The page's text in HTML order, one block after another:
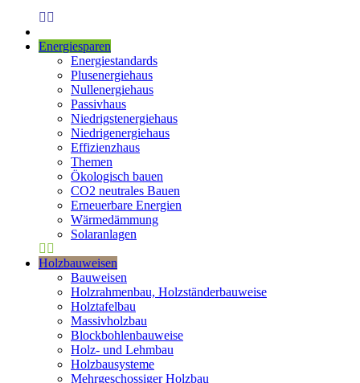
Energiesparen
Energiestandards
Plusenergiehaus
Nullenergiehaus
Passivhaus
Niedrigstenergiehaus
Niedrigenergiehaus
Effizienzhaus
Themen
Ökologisch bauen
CO2 neutrales Bauen
Erneuerbare Energien
Wärmedämmung
Solaranlagen
Holzbauweisen
Bauweisen
Holzrahmenbau, Holzständerbauweise
Holztafelbau
Massivholzbau
Blockbohlenbauweise
Holz- und Lehmbau
Holzbausysteme
Mehrgeschossiger Holzbau